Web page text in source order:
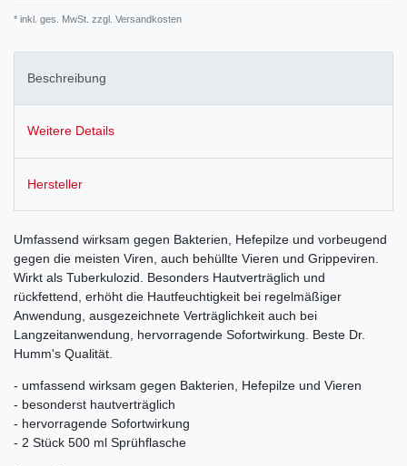
* inkl. ges. MwSt. zzgl. Versandkosten
Beschreibung
Weitere Details
Hersteller
Umfassend wirksam gegen Bakterien, Hefepilze und vorbeugend
gegen die meisten Viren, auch behüllte Vieren und Grippeviren.
Wirkt als Tuberkulozid. Besonders Hautverträglich und
rückfettend, erhöht die Hautfeuchtigkeit bei regelmäßiger
Anwendung, ausgezeichnete Verträglichkeit auch bei
Langzeitanwendung, hervorragende Sofortwirkung. Beste Dr.
Humm's Qualität.
- umfassend wirksam gegen Bakterien, Hefepilze und Vieren
- besonderst hautverträglich
- hervorragende Sofortwirkung
- 2 Stück 500 ml Sprühflasche